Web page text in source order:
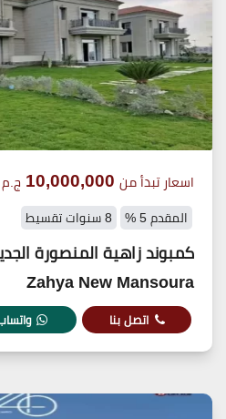
اسعار تبدأ من 10,000,000 ج.م
المقدم 5 % 8 سنوات تقسيط
Zahya New Mansoura
اتصل بنا